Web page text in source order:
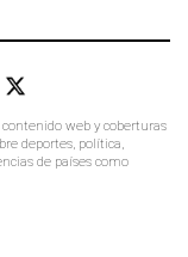
web y coberturas
deportes, política,
de países como